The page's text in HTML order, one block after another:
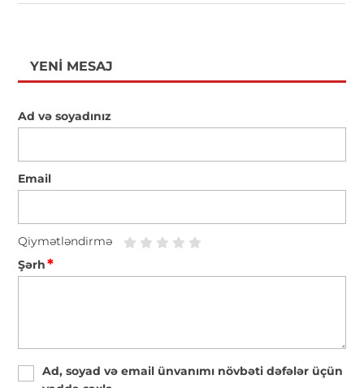
YENI MESAJ
Ad və soyadınız
Email
Qiymətləndirmə
Şərh*
Ad, soyad və email ünvanımı növbəti dəfələr üçün